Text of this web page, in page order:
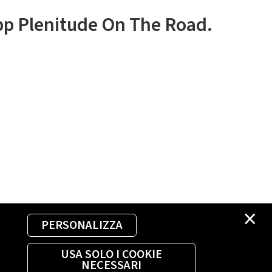
×
PERSONALIZZA
USA SOLO I COOKIE
NECESSARI
Plenitude On The Road.